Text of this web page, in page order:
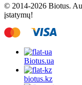
© 2014-2026 Biotus.
įstatymų!
Biotus.ua
biotus.kz